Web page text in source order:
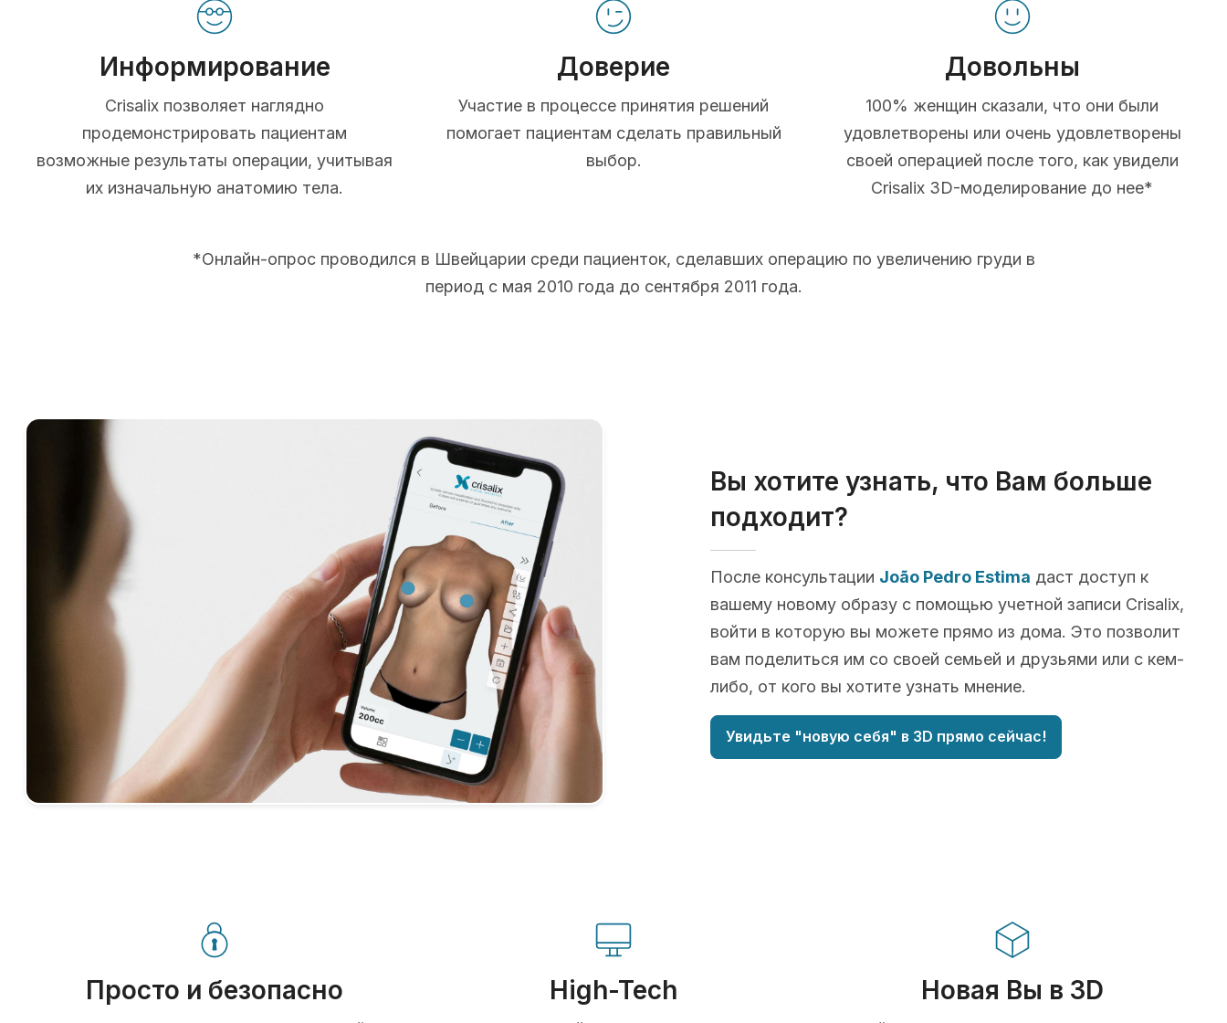
Информирование
Crisalix позволяет наглядно
продемонстрировать пациентам
возможные результаты операции, учитывая
их изначальную анатомию тела.
Доверие
Участие в процессе принятия решений
помогает пациентам сделать правильный
выбор.
Довольны
100% женщин сказали, что они были
удовлетворены или очень удовлетворены
своей операцией после того, как увидели
Crisalix 3D-моделирование до нее*
*Онлайн-опрос проводился в Швейцарии среди пациенток, сделавших операцию по увеличению груди в
период с мая 2010 года до сентября 2011 года.
Вы хотите узнать, что Вам больше
подходит?
После консультации João Pedro Estima даст доступ к
вашему новому образу с помощью учетной записи Crisalix,
войти в которую вы можете прямо из дома. Это позволит
вам поделиться им со своей семьей и друзьями или с кем-
либо, от кого вы хотите узнать мнение.
Увидьте "новую себя" в 3D прямо сейчас!
Просто и безопасно High-Tech Новая Вы в 3D